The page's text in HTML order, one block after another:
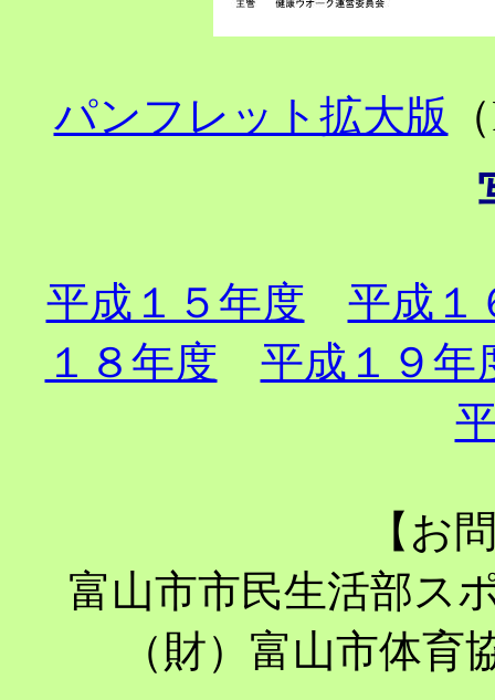
パンフレット拡大版
平成１５年度
平成１
１８年度
平成１９年
【お
富山市市民生活部ス
（財）富山市体